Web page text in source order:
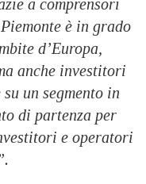
a comprensori
è in grado
d’Europa,
anche investitori
un segmento in
di partenza per
e operatori